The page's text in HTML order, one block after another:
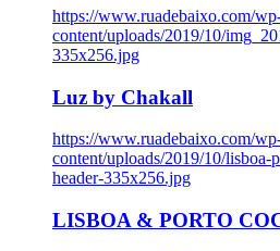
https://www.ruadebaixo.com/
content/uploads/2019/10/
335x256.jpg
Luz by Chakall
https://www.ruadebaixo.com/
content/uploads/2019/10/
header-335x256.jpg
LISBOA & PORTO